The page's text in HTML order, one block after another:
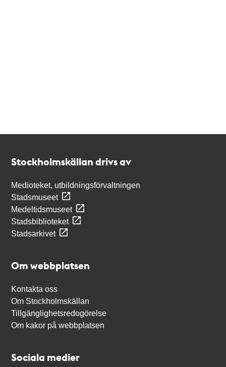
Stockholmskällan drivs av
Medioteket, utbildningsförvaltningen
Stadsmuseet
Medeltidsmuseet
Stadsbiblioteket
Stadsarkivet
Om webbplatsen
Kontakta oss
Om Stockholmskällan
Tillgänglighetsredogörelse
Om kakor på webbplatsen
Sociala medier